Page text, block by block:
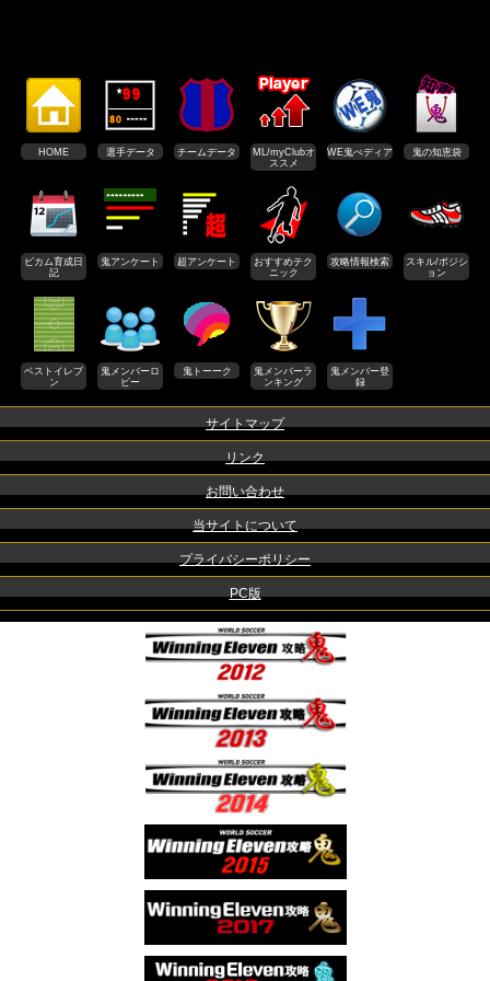
HOME 選手データ チームデータ
ML/myClubオ
ススメ
WE鬼ぺディア 鬼の知恵袋
ビカム育成日
記
鬼アンケート 超アンケート
おすすめテク
ニック
攻略情報検索
スキル/ポジシ
ョン
ベストイレブ
ン
鬼メンバーロ
ビー
鬼トーーク
鬼メンバーラ
ンキング
鬼メンバー登
録
サイトマップ
リンク
お問い合わせ
当サイトについて
プライバシーポリシー
PC版